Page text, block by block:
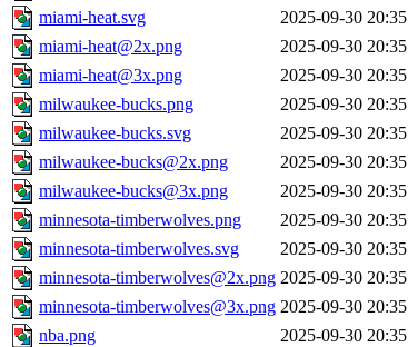
miami-heat.svg
2025-09-30 20:35
miami-heat@2x.png
2025-09-30 20:35
miami-heat@3x.png
2025-09-30 20:35
milwaukee-bucks.png
2025-09-30 20:35
milwaukee-bucks.svg
2025-09-30 20:35
milwaukee-bucks@2x.png
2025-09-30 20:35
milwaukee-bucks@3x.png
2025-09-30 20:35
minnesota-timberwolves.png
2025-09-30 20:35
minnesota-timberwolves.svg
2025-09-30 20:35
minnesota-timberwolves@2x.png 2025-09-30 20:35
minnesota-timberwolves@3x.png 2025-09-30 20:35
nba.png
2025-09-30 20:35